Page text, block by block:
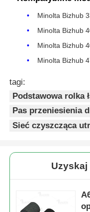
Minolta Bizhub
Minolta Bizhub
Minolta Bizhub
Minolta Bizhub
tagi:
Podstawowa rolka
Pas przeniesienia
Sieć czyszcząca
Uzyskaj